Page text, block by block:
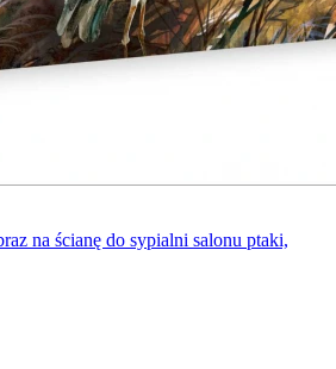
na ścianę do sypialni salonu ptaki,